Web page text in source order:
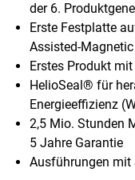
der 6.
Erste Festplatte
Assisted-
Erstes Produkt
HelioSeal® für
Energieeffizienz
2,5 Mio. Stunden
5 Jahre Garantie
Ausführungen mit